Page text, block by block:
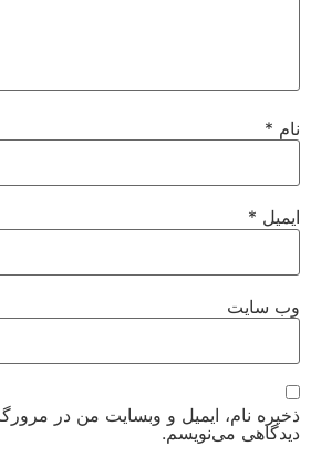
نام *
ایمیل *
وب‌ سایت
ذخیره نام، ایمیل و وبسایت من در
دیدگاهی می‌نویسم.